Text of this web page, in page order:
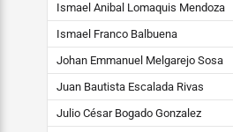
https://steibi.org.py/wp-
content/uploads/2019/04/STEIBI-
WEB-
2.png
Ismael Anibal Lomaquis Mendoza
Ismael Franco Balbuena
Johan Emmanuel Melgarejo Sosa
Juan Bautista Escalada Rivas
Julio César Bogado Gonzalez